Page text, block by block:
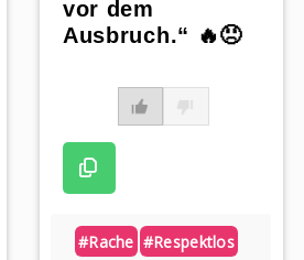
vor dem
Ausbruch.“ 🔥😠
#rache #respektlos